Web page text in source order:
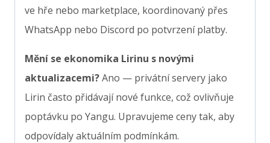
ve hře nebo marketplace, koordinovaný přes
WhatsApp nebo Discord po potvrzení platby.
Mění se ekonomika Lirinu s novými
aktualizacemi?Ano — privátní servery jako
Lirin často přidávají nové funkce, což ovlivňuje
poptávku po Yangu. Upravujeme ceny tak, aby
odpovídaly aktuálním podmínkám.